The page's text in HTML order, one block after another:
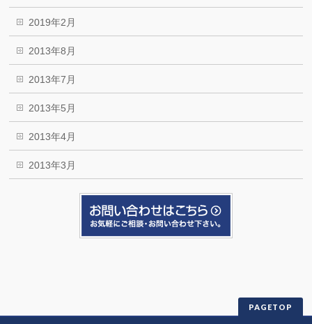
2019年2月
2013年8月
2013年7月
2013年5月
2013年4月
2013年3月
PAGETOP